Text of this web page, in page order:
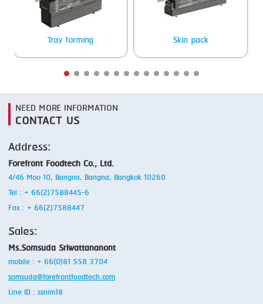
NEED MORE INFORMATION
CONTACT US
Address:
Forefront Foodtech Co., Ltd.
4/46 Moo 10, Bangna, Bangna, Bangkok 10260
Tel : + 66(2)7588445-6
Fax : + 66(2)7588447
Sales:
Ms.Somsuda Sriwattananont
mobile : + 66(0)81 558 3704
somsuda@forefrontfoodtech.com
Line ID : ssnim18